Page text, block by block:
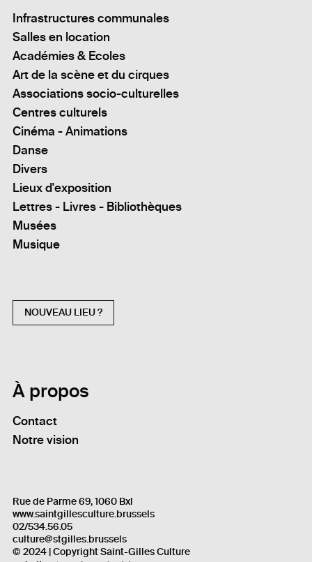
Infrastructures communales
Salles en location
Académies & Ecoles
Art de la scène et du cirques
Associations socio-culturelles
Centres culturels
Cinéma - Animations
Danse
Divers
Lieux d'exposition
Lettres - Livres - Bibliothèques
Musées
Musique
NOUVEAU LIEU ?
À propos
Contact
Notre vision
Rue de Parme 69, 1060 Bxl
www.saintgillesculture.brussels
02/534.56.05
culture@stgilles.brussels
© 2024 | Copyright Saint-Gilles Culture